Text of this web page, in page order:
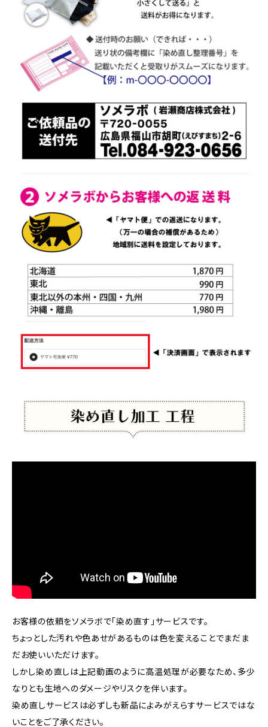
お客様の依頼をソメラボで「染め直す」サービスです。
ちょっとした汚れや色あせがあるものは色を変えることでまだま
だお使いいただけます。
しかし染め直しは上記動画のように高温処理が必要なため、多少
なりとも生地へのダメージやリスクを伴います。
染め直しサービスは必ずしも新品によみがえらすサービスではな
いことをご了承ください。